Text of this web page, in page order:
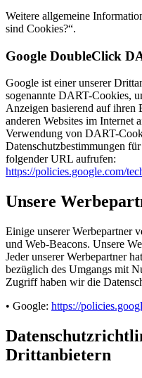
Weitere allgemeine
sind Cookies?“.
Google DoubleClick
Google ist einer unserer
sogenannte DART-Cookies,
Anzeigen basierend auf ihren
anderen Websites im Internet
Verwendung von DART-
Datenschutzbestimmungen
folgender URL aufrufen:
https://policies.google.com/
Unsere
Einige unserer Werbepartner
und Web-Beacons. Unsere
Jeder unserer Werbepartner
bezüglich des Umgangs mit
Zugriff haben wir die
• Google: https://
Drittanbietern